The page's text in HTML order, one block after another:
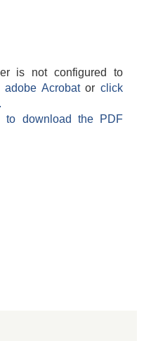
is not configured to
adobe Acrobatorclick
to download the PDF